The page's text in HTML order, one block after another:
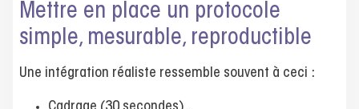
Mettre en place un protocole
simple, mesurable, reproductible
Une intégration réaliste ressemble souvent à ceci :